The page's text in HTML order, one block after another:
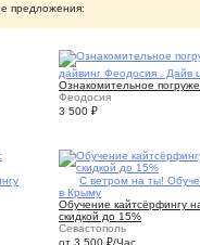
предложения:
дайвинг Феодосия . Дайв
Ознакомительное
Феодосия
3 500 ₽
С ветром на ты!
в Крыму
Обучение кайтсёрфингу
скидкой до 15%
Севастополь
от 3 500 ₽/Час